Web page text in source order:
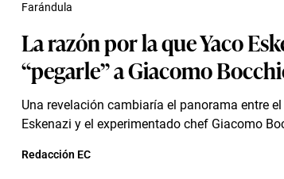
La razón por la que Yaco
“pegarle” a Giacomo
Una revelación cambiaría el panorama entre
Eskenazi y el experimentado chef Giacomo
Farándula
Redacción EC